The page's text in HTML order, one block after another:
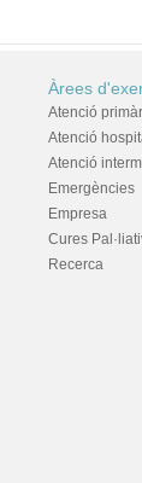
Àrees
Atenció
Atenció
Atenció
Emergències
Empresa
Cures
Recerca